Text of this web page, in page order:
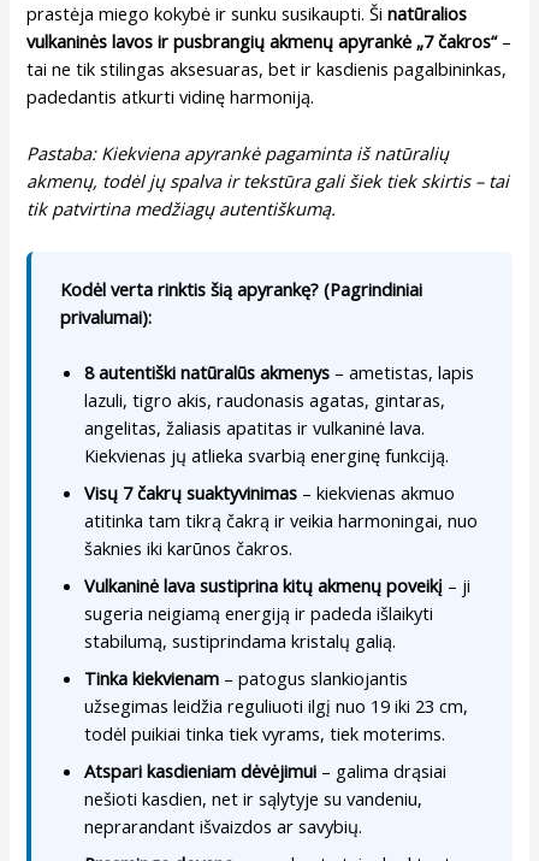
prastėja miego kokybė ir sunku susikaupti. Šinatūralios
vulkaninės lavos ir pusbrangių akmenų apyrankė „7 čakros“–
tai ne tik stilingas aksesuaras, bet ir kasdienis pagalbininkas,
padedantis atkurti vidinę harmoniją.
Pastaba: Kiekviena apyrankė pagaminta iš natūralių
akmenų, todėl jų spalva ir tekstūra gali šiek tiek skirtis – tai
tik patvirtina medžiagų autentiškumą.
Kodėl verta rinktis šią apyrankę? (Pagrindiniai
privalumai):
8 autentiški natūralūs akmenys – ametistas, lapis
lazuli, tigro akis, raudonasis agatas, gintaras,
angelitas, žaliasis apatitas ir vulkaninė lava.
Kiekvienas jų atlieka svarbią energinę funkciją.
Visų 7 čakrų suaktyvinimas – kiekvienas akmuo
atitinka tam tikrą čakrą ir veikia harmoningai, nuo
šaknies iki karūnos čakros.
Vulkaninė lava sustiprina kitų akmenų poveikį – ji
sugeria neigiamą energiją ir padeda išlaikyti
stabilumą, sustiprindama kristalų galią.
Tinka kiekvienam – patogus slankiojantis
užsegimas leidžia reguliuoti ilgį nuo 19 iki 23 cm,
todėl puikiai tinka tiek vyrams, tiek moterims.
Atspari kasdieniam dėvėjimui – galima drąsiai
nešioti kasdien, net ir sąlytyje su vandeniu,
neprarandant išvaizdos ar savybių.